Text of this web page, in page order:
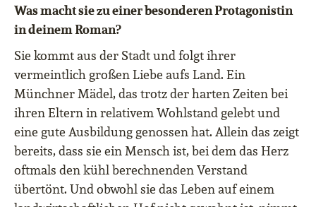
Was macht sie zu einer besonderen Protagonistin
in deinem Roman?
Sie kommt aus der Stadt und folgt ihrer
vermeintlich großen Liebe aufs Land. Ein
Münchner Mädel, das trotz der harten Zeiten bei
ihren Eltern in relativem Wohlstand gelebt und
eine gute Ausbildung genossen hat. Allein das zeigt
bereits, dass sie ein Mensch ist, bei dem das Herz
oftmals den kühl berechnenden Verstand
übertönt. Und obwohl sie das Leben auf einem